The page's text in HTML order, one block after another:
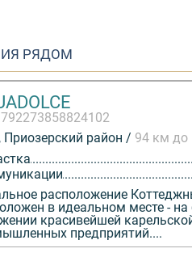
где можно
поездку
доме
и комфорт
РЯДОМ
район / 94 км
расположение
в идеальном месте - на
красивейшей
предприятий....